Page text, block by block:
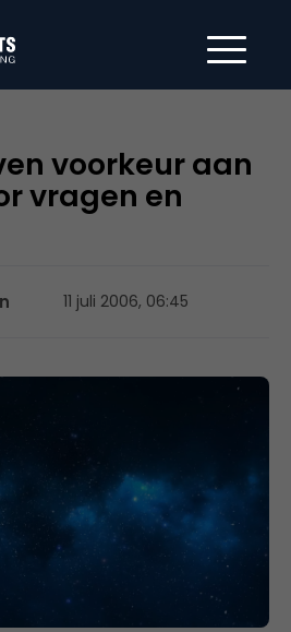
voorkeur aan
vragen en
11 juli 2006, 06:45